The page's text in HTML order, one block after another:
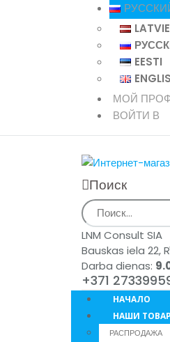
EESTI
МОЙ
ВОЙТИ В
Поиск
LNM Consult SIA
Bauskas iela 22,
Darba dienas:
+371
НАЧАЛО
НАШИ
РАСПРОДАЖА